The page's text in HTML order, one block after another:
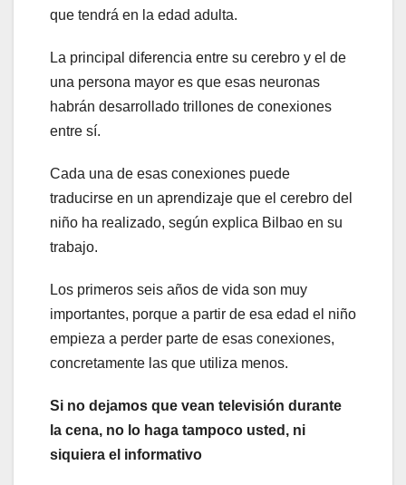
que tendrá en la edad adulta.
La principal diferencia entre su cerebro y el de
una persona mayor es que esas neuronas
habrán desarrollado trillones de conexiones
entre sí.
Cada una de esas conexiones puede
traducirse en un aprendizaje que el cerebro del
niño ha realizado, según explica Bilbao en su
trabajo.
Los primeros seis años de vida son muy
importantes, porque a partir de esa edad el niño
empieza a perder parte de esas conexiones,
concretamente las que utiliza menos.
Si no dejamos que vean televisión durante
la cena, no lo haga tampoco usted, ni
siquiera el informativo